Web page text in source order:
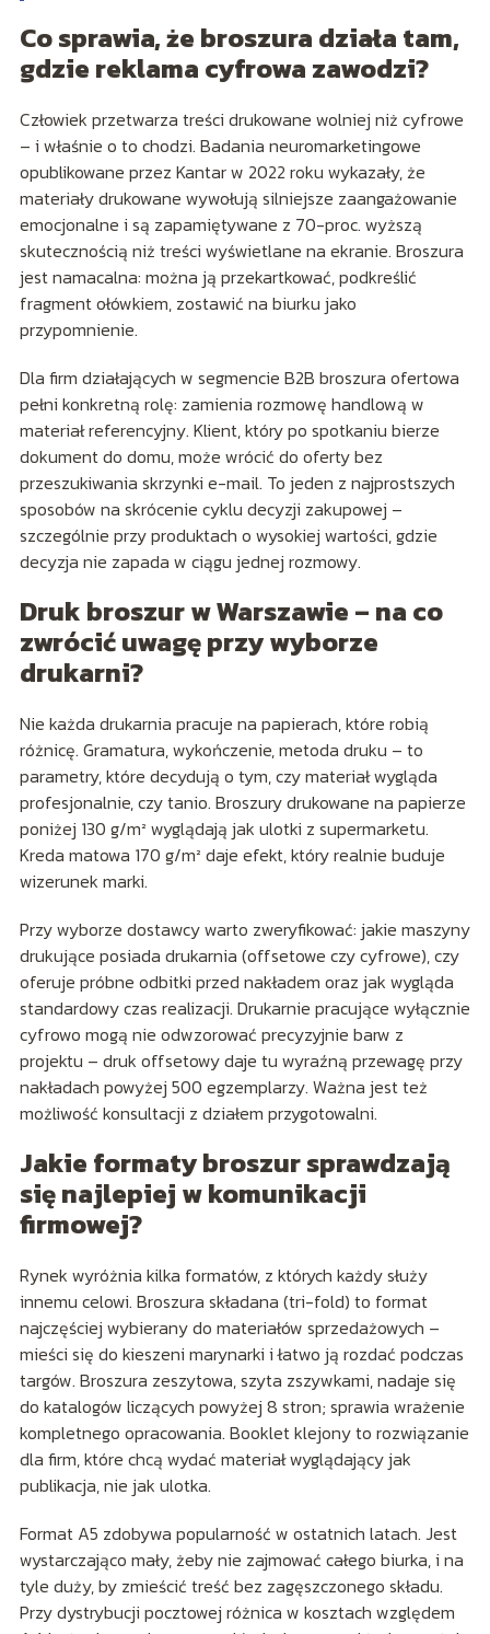
Co sprawia, że broszura działa tam,
gdzie reklama cyfrowa zawodzi?
Człowiek przetwarza treści drukowane wolniej niż cyfrowe
– i właśnie o to chodzi. Badania neuromarketingowe
opublikowane przez Kantar w 2022 roku wykazały, że
materiały drukowane wywołują silniejsze zaangażowanie
emocjonalne i są zapamiętywane z 70-proc. wyższą
skutecznością niż treści wyświetlane na ekranie. Broszura
jest namacalna: można ją przekartkować, podkreślić
fragment ołówkiem, zostawić na biurku jako
przypomnienie.
Dla firm działających w segmencie B2B broszura ofertowa
pełni konkretną rolę: zamienia rozmowę handlową w
materiał referencyjny. Klient, który po spotkaniu bierze
dokument do domu, może wrócić do oferty bez
przeszukiwania skrzynki e-mail. To jeden z najprostszych
sposobów na skrócenie cyklu decyzji zakupowej –
szczególnie przy produktach o wysokiej wartości, gdzie
decyzja nie zapada w ciągu jednej rozmowy.
Druk broszur w Warszawie – na co
zwrócić uwagę przy wyborze
drukarni?
Nie każda drukarnia pracuje na papierach, które robią
różnicę. Gramatura, wykończenie, metoda druku – to
parametry, które decydują o tym, czy materiał wygląda
profesjonalnie, czy tanio. Broszury drukowane na papierze
poniżej 130 g/m² wyglądają jak ulotki z supermarketu.
Kreda matowa 170 g/m² daje efekt, który realnie buduje
wizerunek marki.
Przy wyborze dostawcy warto zweryfikować: jakie maszyny
drukujące posiada drukarnia (offsetowe czy cyfrowe), czy
oferuje próbne odbitki przed nakładem oraz jak wygląda
standardowy czas realizacji. Drukarnie pracujące wyłącznie
cyfrowo mogą nie odwzorować precyzyjnie barw z
projektu – druk offsetowy daje tu wyraźną przewagę przy
nakładach powyżej 500 egzemplarzy. Ważna jest też
możliwość konsultacji z działem przygotowalni.
Jakie formaty broszur sprawdzają
się najlepiej w komunikacji
firmowej?
Rynek wyróżnia kilka formatów, z których każdy służy
innemu celowi. Broszura składana (tri-fold) to format
najczęściej wybierany do materiałów sprzedażowych –
mieści się do kieszeni marynarki i łatwo ją rozdać podczas
targów. Broszura zeszytowa, szyta zszywkami, nadaje się
do katalogów liczących powyżej 8 stron; sprawia wrażenie
kompletnego opracowania. Booklet klejony to rozwiązanie
dla firm, które chcą wydać materiał wyglądający jak
publikacja, nie jak ulotka.
Format A5 zdobywa popularność w ostatnich latach. Jest
wystarczająco mały, żeby nie zajmować całego biurka, i na
tyle duży, by zmieścić treść bez zagęszczonego składu.
Przy dystrybucji pocztowej różnica w kosztach względem